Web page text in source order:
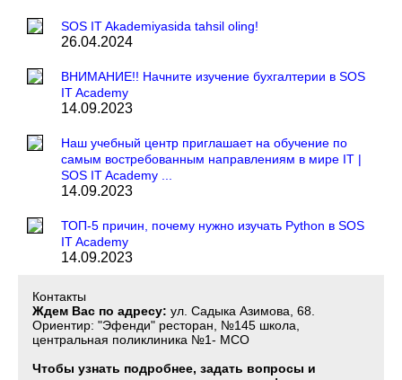
SOS IT Akademiyasida tahsil oling!
26.04.2024
ВНИМАНИЕ!! Начните изучение бухгалтерии в SOS
IT Academy
14.09.2023
Наш учебный центр приглашает на обучение по
самым востребованным направлениям в мире IT |
SOS IT Academy ...
14.09.2023
ТОП-5 причин, почему нужно изучать Python в SOS
IT Academy
14.09.2023
Контакты
Ждем Вас по адресу: ул. Садыка Азимова, 68.
Ориентир: "Эфенди" ресторан, №145 школа,
центральная поликлиника №1- МСО
Чтобы узнать подробнее, задать вопросы и